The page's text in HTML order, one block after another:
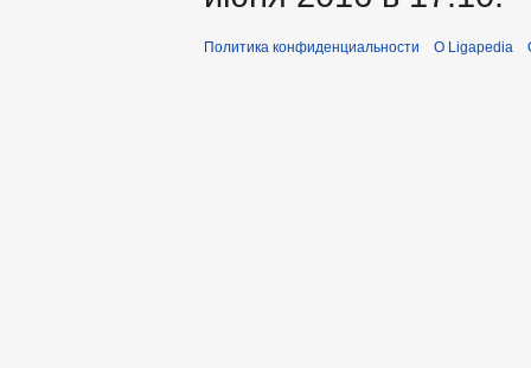
Политика конфиденциальности О Ligapedia